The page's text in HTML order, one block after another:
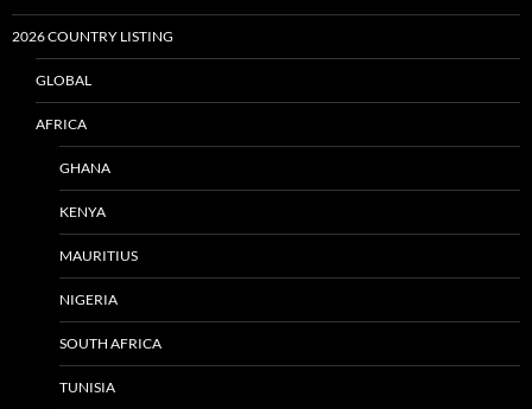
2026 COUNTRY LISTING
GLOBAL
AFRICA
GHANA
KENYA
MAURITIUS
NIGERIA
SOUTH AFRICA
TUNISIA